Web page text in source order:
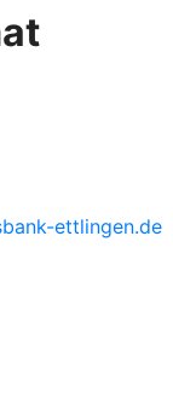
ettlingen.de